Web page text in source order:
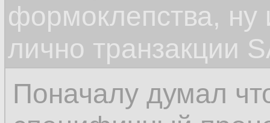
формоклепства,
лично транзакции
Поначалу думал